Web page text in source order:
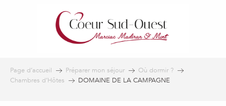
Page d’accueil Préparer mon séjour
Où dormir ?
Chambres d’Hôtes
DOMAINE DE LA CAMPAGNE